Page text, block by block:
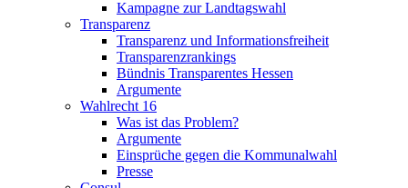
Kampagne zur Landtagswahl
Transparenz
Transparenz und Informationsfreiheit
Transparenzrankings
Bündnis Transparentes Hessen
Argumente
Wahlrecht 16
Was ist das Problem?
Argumente
Einsprüche gegen die Kommunalwahl
Presse